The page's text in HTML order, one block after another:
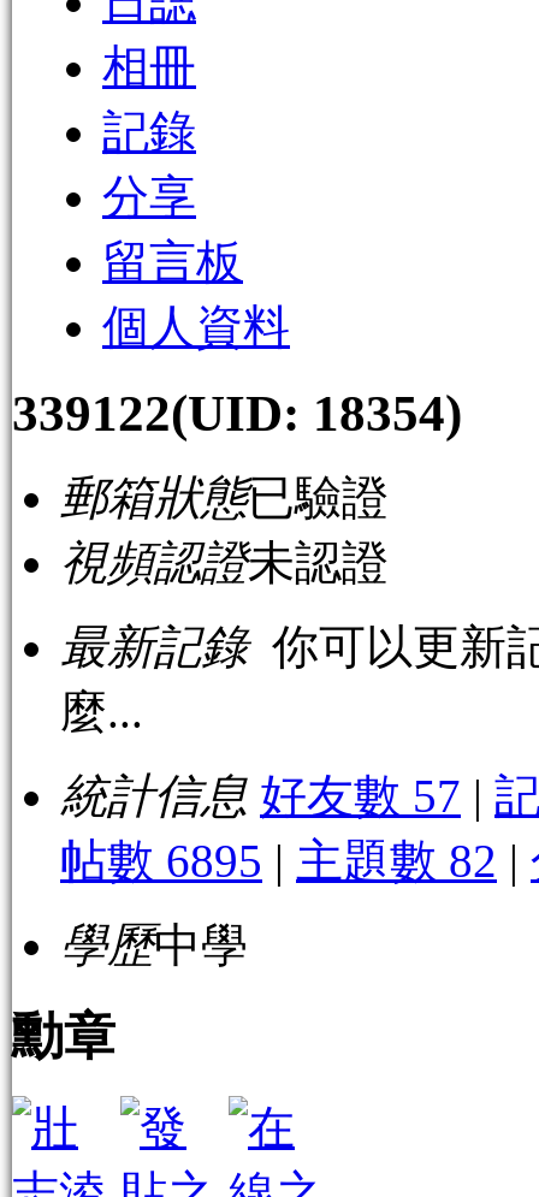
相冊
記錄
分享
留言板
個人資料
339122(UID: 18354)
郵箱狀態已驗證
視頻認證未認證
最新記錄 你可以更新
麼...
統計信息 好友數 57 |
帖數 6895 | 主題數 82 |
學歷中學
勳章